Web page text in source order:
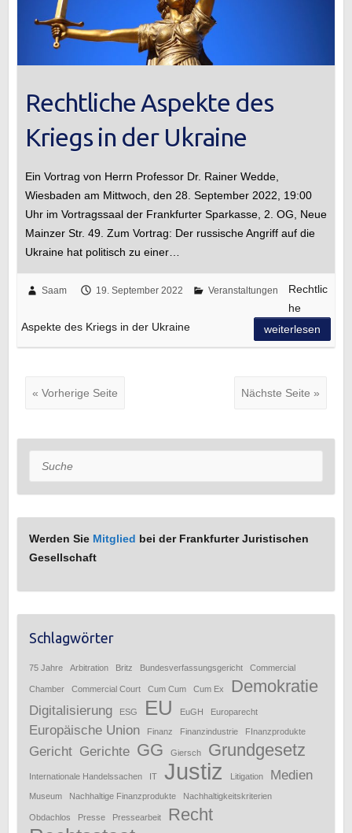
Rechtliche Aspekte des
Kriegs in der Ukraine
Ein Vortrag von Herrn Professor Dr. Rainer Wedde,
Wiesbaden am Mittwoch, den 28. September 2022, 19:00
Uhr im Vortragssaal der Frankfurter Sparkasse, 2. OG, Neue
Mainzer Str. 49. Zum Vortrag: Der russische Angriff auf die
Ukraine hat politisch zu einer…
Saam 19. September 2022 Veranstaltungen
Rechtlic
he
Aspekte des Kriegs in der Ukraine
weiterlesen
« Vorherige Seite Nächste Seite »
Suche
Werden Sie Mitglied bei der Frankfurter Juristischen
Gesellschaft
Schlagwörter
75 Jahre Arbitration Britz Bundesverfassungsgericht Commercial
Chamber Commercial Court Cum Cum Cum Ex Demokratie
Digitalisierung ESG EU EuGH Europarecht
Europäische Union Finanz Finanzindustrie FInanzprodukte
Gericht Gerichte GG Giersch Grundgesetz
Internationale Handelssachen IT Justiz Litigation Medien
Museum Nachhaltige Finanzprodukte Nachhaltigkeitskriterien
Obdachlos Presse Pressearbeit Recht